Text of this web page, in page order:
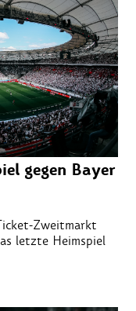
gegen Bayer
Zweitmarkt
letzte Heimspiel